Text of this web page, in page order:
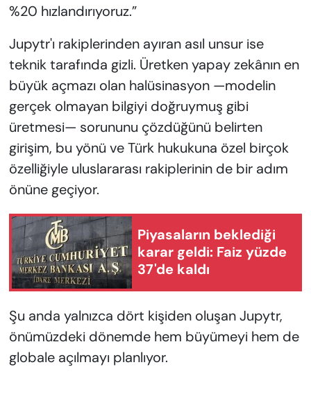
%20 hızlandırıyoruz.”
Jupytr'ı rakiplerinden ayıran asıl unsur ise
teknik tarafında gizli. Üretken yapay zekânın en
büyük açmazı olan halüsinasyon —modelin
gerçek olmayan bilgiyi doğruymuş gibi
üretmesi— sorununu çözdüğünü belirten
girişim, bu yönü ve Türk hukukuna özel birçok
özelliğiyle uluslararası rakiplerinin de bir adım
önüne geçiyor.
Piyasaların beklediği
karar geldi: Faiz yüzde
37'de kaldı
Şu anda yalnızca dört kişiden oluşan Jupytr,
önümüzdeki dönemde hem büyümeyi hem de
globale açılmayı planlıyor.